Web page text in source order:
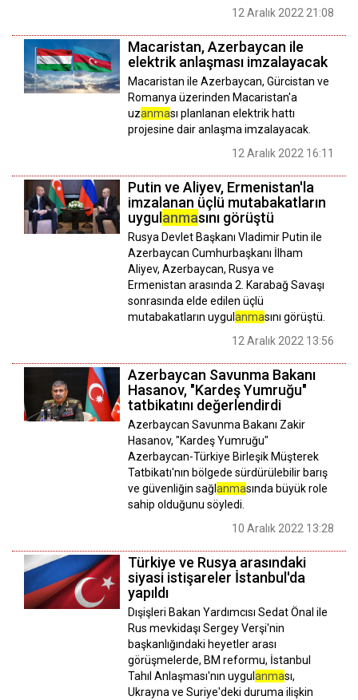
12 Aralık 2022 21:08
Macaristan, Azerbaycan ile
elektrik anlaşması imzalayacak
Macaristan ile Azerbaycan, Gürcistan ve
Romanya üzerinden Macaristan'a
uzanması planlanan elektrik hattı
projesine dair anlaşma imzalayacak.
12 Aralık 2022 16:11
Putin ve Aliyev, Ermenistan'la
imzalanan üçlü mutabakatların
uygul anmasını görüştü
Rusya Devlet Başkanı Vladimir Putin ile
Azerbaycan Cumhurbaşkanı İlham
Aliyev, Azerbaycan, Rusya ve
Ermenistan arasında 2. Karabağ Savaşı
sonrasında elde edilen üçlü
mutabakatların uygul anmasını görüştü.
12 Aralık 2022 13:56
Azerbaycan Savunma Bakanı
Hasanov, "Kardeş Yumruğu"
tatbikatını değerlendirdi
Azerbaycan Savunma Bakanı Zakir
Hasanov, "Kardeş Yumruğu"
Azerbaycan-Türkiye Birleşik Müşterek
Tatbikatı'nın bölgede sürdürülebilir barış
ve güvenliğin sağl anmasında büyük role
sahip olduğunu söyledi.
10 Aralık 2022 13:28
Türkiye ve Rusya arasındaki
siyasi istişareler İstanbul'da
yapıldı
Dışişleri Bakan Yardımcısı Sedat Önal ile
Rus mevkidaşı Sergey Verşi'nin
başkanlığındaki heyetler arası
görüşmelerde, BM reformu, İstanbul
Tahıl Anlaşması'nın uygul anması,
Ukrayna ve Suriye'deki duruma ilişkin